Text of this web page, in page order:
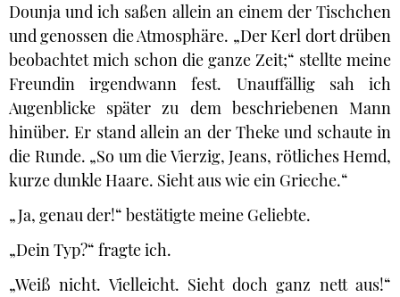
Dounja und ich saßen allein an einem der Tischchen
und genossen die Atmosphäre. „Der Kerl dort drüben
beobachtet mich schon die ganze Zeit;“ stellte meine
Freundin irgendwann fest. Unauffällig sah ich
Augenblicke später zu dem beschriebenen Mann
hinüber. Er stand allein an der Theke und schaute in
die Runde. „So um die Vierzig, Jeans, rötliches Hemd,
kurze dunkle Haare. Sieht aus wie ein Grieche.“
„Ja, genau der!“ bestätigte meine Geliebte.
„Dein Typ?“ fragte ich.
„Weiß nicht. Vielleicht. Sieht doch ganz nett aus!“